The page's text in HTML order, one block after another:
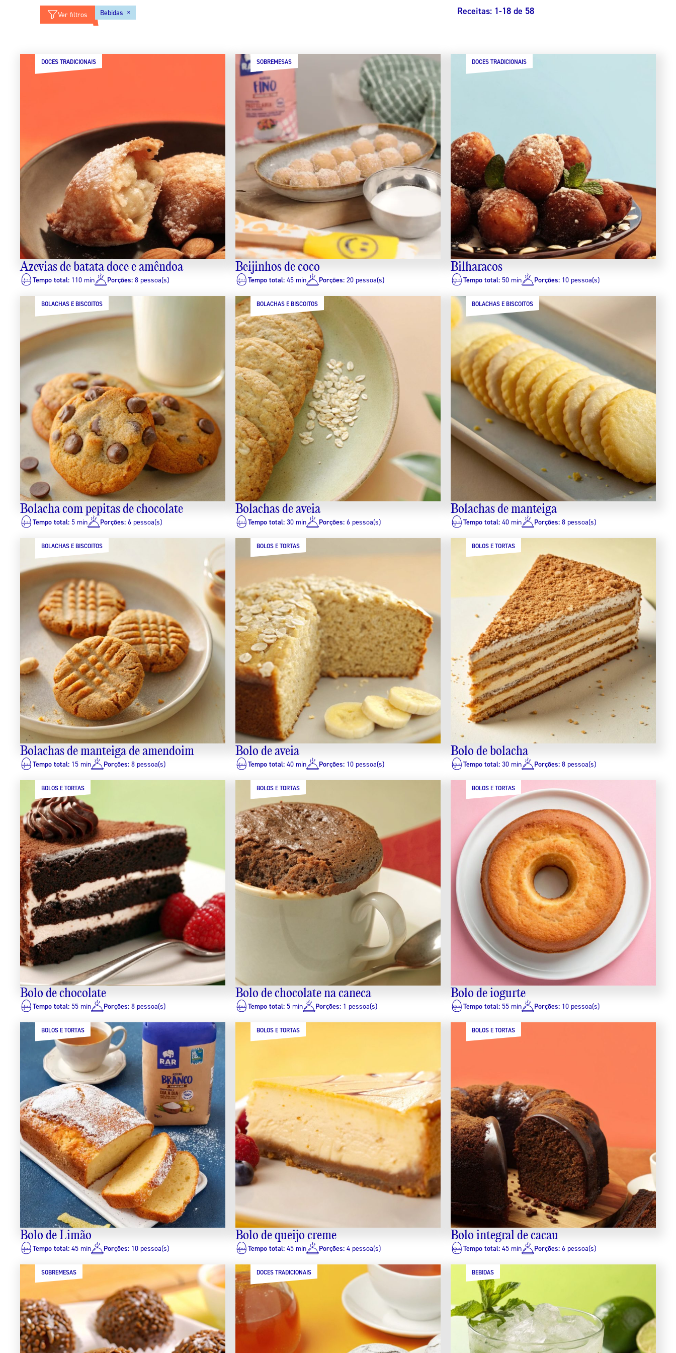
Ver filtros Bebidas × Receitas: 1-18de 58
DOCES TRADICIONAIS
Azevias de batata doce e amêndoa
Tempo total: 110 min Porções: 8 pessoa(s)
SOBREMESAS
Beijinhos de coco
Tempo total: 45 min Porções: 20 pessoa(s)
DOCES TRADICIONAIS
Bilharacos
Tempo total: 50 min Porções: 10 pessoa(s)
BOLACHAS E BISCOITOS
Bolacha com pepitas de chocolate
Tempo total: 5 min Porções: 6 pessoa(s)
BOLACHAS E BISCOITOS
Bolachas de aveia
Tempo total: 30 min Porções: 6 pessoa(s)
BOLACHAS E BISCOITOS
Bolachas de manteiga
Tempo total: 40 min Porções: 8 pessoa(s)
BOLACHAS E BISCOITOS
Bolachas de manteiga de amendoim
Tempo total: 15 min Porções: 8 pessoa(s)
BOLOS E TORTAS
Bolo de aveia
Tempo total: 40 min Porções: 10 pessoa(s)
BOLOS E TORTAS
Bolo de bolacha
Tempo total: 30 min Porções: 8 pessoa(s)
BOLOS E TORTAS
Bolo de chocolate
Tempo total: 55 min Porções: 8 pessoa(s)
BOLOS E TORTAS
Bolo de chocolate na caneca
Tempo total: 5 min Porções: 1 pessoa(s)
BOLOS E TORTAS
Bolo de iogurte
Tempo total: 55 min Porções: 10 pessoa(s)
BOLOS E TORTAS
Bolo de Limão
Tempo total: 45 min Porções: 10 pessoa(s)
BOLOS E TORTAS
Bolo de queijo creme
Tempo total: 45 min Porções: 4 pessoa(s)
BOLOS E TORTAS
Bolo integral de cacau
Tempo total: 45 min Porções: 6 pessoa(s)
SOBREMESAS DOCES TRADICIONAIS BEBIDAS